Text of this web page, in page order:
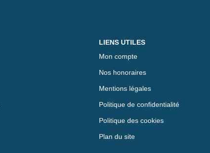
LIENS UTILES
Mon compte
Nos honoraires
Mentions légales
Politique de confidentialité
Politique des cookies
Plan du site